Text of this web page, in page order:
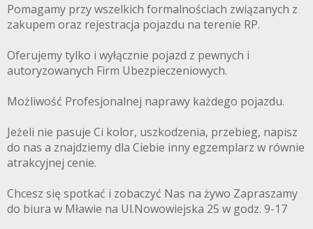
Pomagamy przy wszelkich formalnościach związanych z
zakupem oraz rejestracja pojazdu na terenie RP.
Oferujemy tylko i wyłącznie pojazd z pewnych i
autoryzowanych Firm Ubezpieczeniowych.
Możliwość Profesjonalnej naprawy każdego pojazdu.
Jeżeli nie pasuje Ci kolor, uszkodzenia, przebieg, napisz
do nas a znajdziemy dla Ciebie inny egzemplarz w równie
atrakcyjnej cenie.
Chcesz się spotkać i zobaczyć Nas na żywo Zapraszamy
do biura w Mławie na Ul.Nowowiejska 25 w godz. 9-17